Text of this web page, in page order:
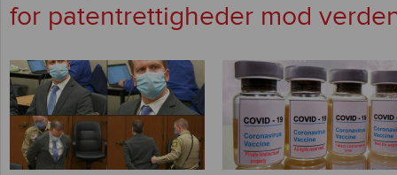
for patentrettigheder mod